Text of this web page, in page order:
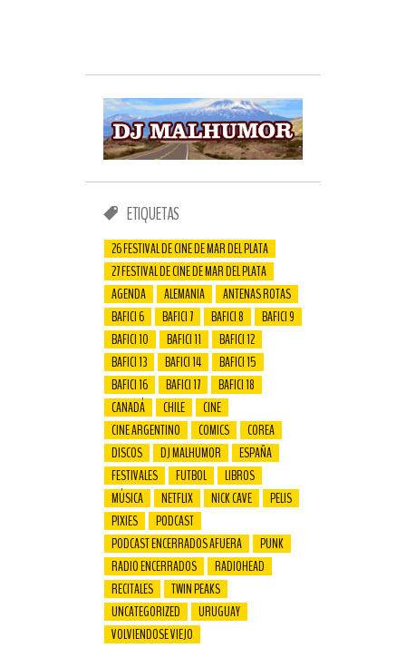
ETIQUETAS
26 FESTIVAL DE CINE DE MAR DEL PLATA
27 FESTIVAL DE CINE DE MAR DEL PLATA
AGENDA
ALEMANIA
ANTENAS ROTAS
BAFICI 6
BAFICI 7 BAFICI 8
BAFICI 9
BAFICI 10
BAFICI 11
BAFICI 12
BAFICI 13
BAFICI 14
BAFICI 15
BAFICI 16
BAFICI 17
BAFICI 18
CANADÁ
CHILE
CINE
CINE ARGENTINO
COMICS
COREA
DISCOS
DJ MALHUMOR
ESPAÑA
FESTIVALES
FUTBOL
LIBROS
MÚSICA
NETFLIX NICK CAVE
PELIS
PIXIES
PODCAST
PODCAST ENCERRADOS AFUERA
PUNK
RADIO ENCERRADOS
RADIOHEAD
RECITALES
TWIN PEAKS
UNCATEGORIZED
URUGUAY
VOLVIENDOSE VIEJO